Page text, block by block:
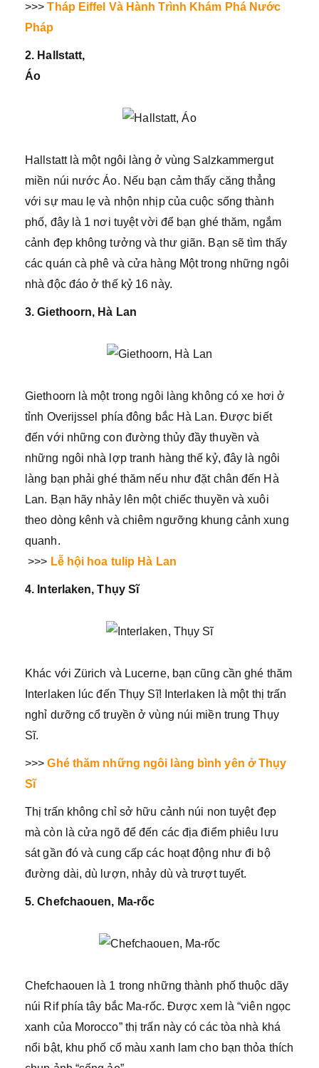
>>>Tháp Eiffel Và Hành Trình Khám Phá Nước
Pháp
2. Hallstatt,
Áo
Hallstatt là một ngôi làng ở vùng Salzkammergut
miền núi nước Áo. Nếu bạn cảm thấy căng thẳng
với sự mau lẹ và nhộn nhịp của cuộc sống thành
phố, đây là 1 nơi tuyệt vời để bạn ghé thăm, ngắm
cảnh đẹp không tưởng và thư giãn. Bạn sẽ tìm thấy
các quán cà phê và cửa hàng Một trong những ngôi
nhà độc đáo ở thế kỷ 16 này.
3. Giethoorn, Hà Lan
Giethoorn là một trong ngôi làng không có xe hơi ở
tỉnh Overijssel phía đông bắc Hà Lan. Được biết
đến với những con đường thủy đầy thuyền và
những ngôi nhà lợp tranh hàng thế kỷ, đây là ngôi
làng bạn phải ghé thăm nếu như đặt chân đến Hà
Lan. Bạn hãy nhảy lên một chiếc thuyền và xuôi
theo dòng kênh và chiêm ngưỡng khung cảnh xung
quanh.
>>> Lễ hội hoa tulip Hà Lan
4. Interlaken, Thụy Sĩ
Khác với Zürich và Lucerne, bạn cũng cần ghé thăm
Interlaken lúc đến Thụy Sĩ! Interlaken là một thị trấn
nghỉ dưỡng cổ truyền ở vùng núi miền trung Thụy
Sĩ.
>>>Ghé thăm những ngôi làng bình yên ở Thụy
Sĩ
Thị trấn không chỉ sở hữu cảnh núi non tuyệt đẹp
mà còn là cửa ngõ để đến các địa điểm phiêu lưu
sát gần đó và cung cấp các hoạt động như đi bộ
đường dài, dù lượn, nhảy dù và trượt tuyết.
5. Chefchaouen, Ma-rốc
Chefchaouen là 1 trong những thành phố thuộc dãy
núi Rif phía tây bắc Ma-rốc. Được xem là “viên ngọc
xanh của Morocco” thị trấn này có các tòa nhà khá
nổi bật, khu phố cổ màu xanh lam cho bạn thỏa thích